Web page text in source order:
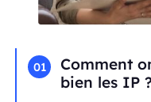
01
Comment
bien les IP